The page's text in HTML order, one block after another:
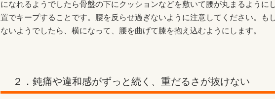
になれるようでしたら骨盤の下にクッションなどを敷いて腰が丸まるように
置でキープすることです。腰を反らせ過ぎないように注意してください。も
ないようでしたら、横になって、腰を曲げて膝を抱え込むようにします。
２．鈍痛や違和感がずっと続く、重だるさが抜けない